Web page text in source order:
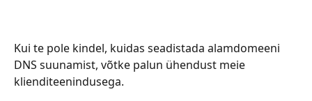
Kui te pole kindel, kuidas seadistada alamdomeeni
DNS suunamist, võtke palun ühendust meie
klienditeenindusega.